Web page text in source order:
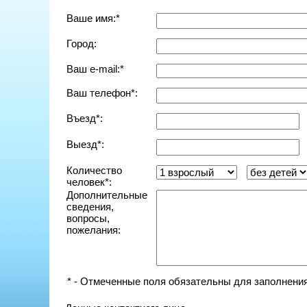
Ваше имя:*
Город:
Ваш e-mail:*
Ваш телефон*:
Въезд*:
Выезд*:
Количество
человек*:
Дополнительные
сведения,
вопросы,
пожелания:
* - Отмеченные поля обязательны для